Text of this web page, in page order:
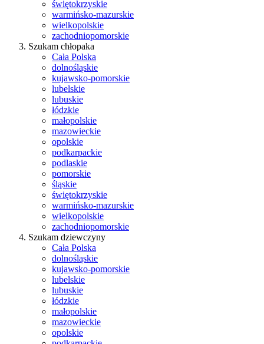
świętokrzyskie
warmińsko-mazurskie
wielkopolskie
zachodniopomorskie
Szukam chłopaka
Cała Polska
dolnośląskie
kujawsko-pomorskie
lubelskie
lubuskie
łódzkie
małopolskie
mazowieckie
opolskie
podkarpackie
podlaskie
pomorskie
śląskie
świętokrzyskie
warmińsko-mazurskie
wielkopolskie
zachodniopomorskie
Szukam dziewczyny
Cała Polska
dolnośląskie
kujawsko-pomorskie
lubelskie
lubuskie
łódzkie
małopolskie
mazowieckie
opolskie